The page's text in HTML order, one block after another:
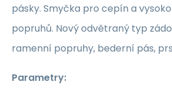
pásky. Smyčka pro cepín a
popruhů. Nový odvětraný typ
ramenní popruhy, bederní pás,
Parametry: